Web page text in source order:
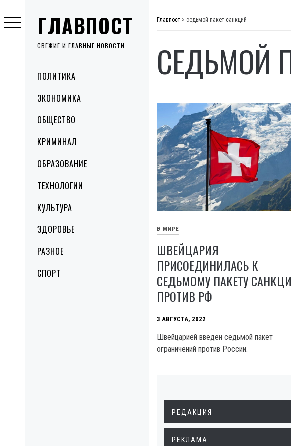
ГЛАВПОСТ
СВЕЖИЕ И ГЛАВНЫЕ НОВОСТИ
MenuПОЛИТИКА
ЭКОНОМИКА
ОБЩЕСТВО
КРИМИНАЛ
ОБРАЗОВАНИЕ
ТЕХНОЛОГИИ
КУЛЬТУРА
ЗДОРОВЬЕ
РАЗНОЕ
СПОРТ
to
content
Главпост > седьмой пакет санкций
СЕДЬМОЙ
В МИРЕ
ШВЕЙЦАРИЯ
ПРИСОЕДИНИЛАСЬ К
СЕДЬМОМУ ПАКЕТУ
ПРОТИВ РФ
3 АВГУСТА, 2022
Швейцарией введен седьмой пакет
ограничений против России.
РЕДАКЦИЯ
РЕКЛАМА